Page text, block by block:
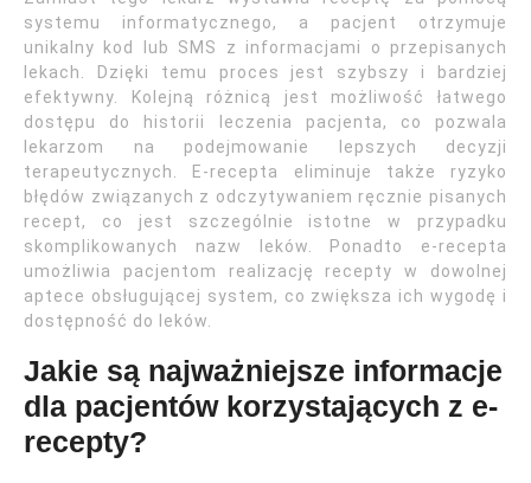
systemu informatycznego, a pacjent otrzymuje
unikalny kod lub SMS z informacjami o przepisanych
lekach. Dzięki temu proces jest szybszy i bardziej
efektywny. Kolejną różnicą jest możliwość łatwego
dostępu do historii leczenia pacjenta, co pozwala
lekarzom na podejmowanie lepszych decyzji
terapeutycznych. E-recepta eliminuje także ryzyko
błędów związanych z odczytywaniem ręcznie pisanych
recept, co jest szczególnie istotne w przypadku
skomplikowanych nazw leków. Ponadto e-recepta
umożliwia pacjentom realizację recepty w dowolnej
aptece obsługującej system, co zwiększa ich wygodę i
dostępność do leków.
Jakie są najważniejsze informacje
dla pacjentów korzystających z e-
recepty?